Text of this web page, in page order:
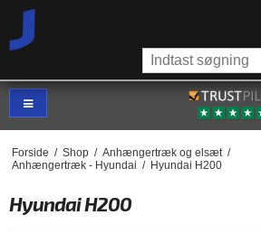
Forside / Shop / Anhængertræk og elsæt /
Anhængertræk - Hyundai / Hyundai H200
Hyundai H200